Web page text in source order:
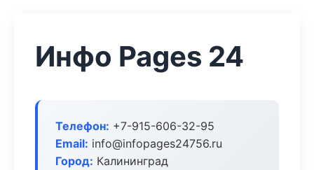
Инфо Pages 24
Телефон: +7-915-606-32-95
Email: info@infopages24756.ru
Город: Калининград